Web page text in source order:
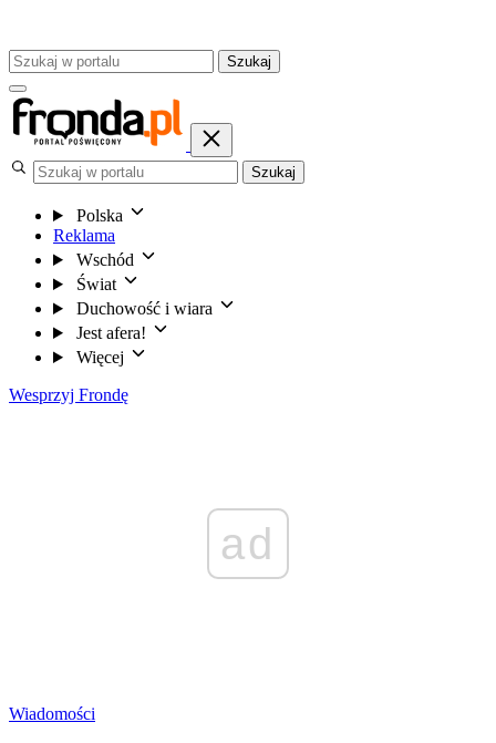
Szukaj
Szukaj
Polska
Reklama
Wschód
Świat
Duchowość i wiara
Jest afera!
Więcej
Wesprzyj Frondę
ad
Wiadomości